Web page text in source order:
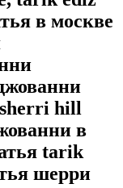
в москве
hill
в
tarik
шерри